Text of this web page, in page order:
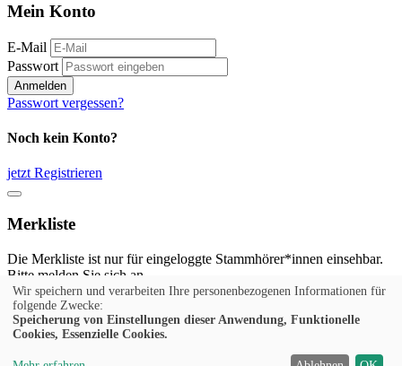
Mein Konto
E-Mail
Passwort
Anmelden
Passwort vergessen?
Noch kein Konto?
jetzt Registrieren
Merkliste
Die Merkliste ist nur für eingeloggte Stammhörer*innen einsehbar.
Bitte melden Sie sich an.
Anmelden
Noch kein Konto?
Wir speichern und verarbeiten Ihre personenbezogenen Informationen für
folgende Zwecke:
Speicherung von Einstellungen dieser Anwendung, Funktionelle
Cookies, Essenzielle Cookies.